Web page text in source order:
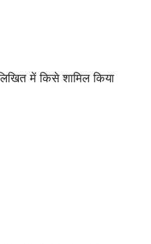
में किसे शामिल किया